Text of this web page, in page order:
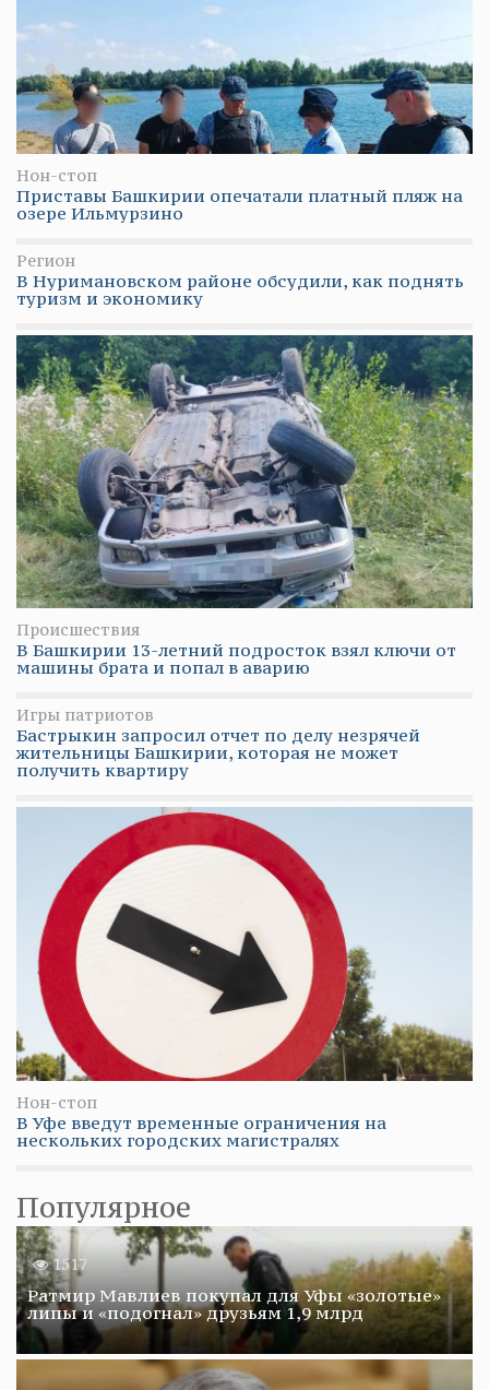
Нон-стоп
Приставы Башкирии опечатали платный пляж на
озере Ильмурзино
Регион
В Нуримановском районе обсудили, как поднять
туризм и экономику
Происшествия
В Башкирии 13-летний подросток взял ключи от
машины брата и попал в аварию
Игры патриотов
Бастрыкин запросил отчет по делу незрячей
жительницы Башкирии, которая не может
получить квартиру
Нон-стоп
В Уфе введут временные ограничения на
нескольких городских магистралях
Популярное
1517
Ратмир Мавлиев покупал для Уфы «золотые»
липы и «подогнал» друзьям 1,9 млрд